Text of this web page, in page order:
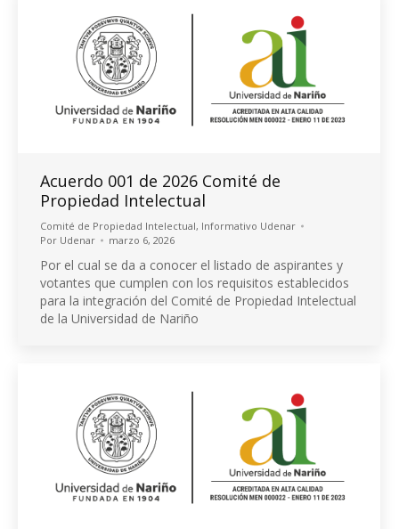
Acuerdo 001 de 2026 Comité de
Propiedad Intelectual
Comité de Propiedad Intelectual, Informativo Udenar
Por Udenar marzo 6, 2026
Por el cual se da a conocer el listado de aspirantes y
votantes que cumplen con los requisitos establecidos
para la integración del Comité de Propiedad Intelectual
de la Universidad de Nariño